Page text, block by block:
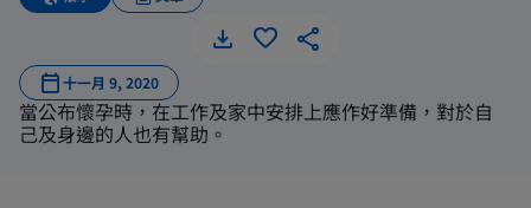
十一月 9, 2020
當公布懷孕時，在工作及家中安排上應作好準備，對於自
己及身邊的人也有幫助。